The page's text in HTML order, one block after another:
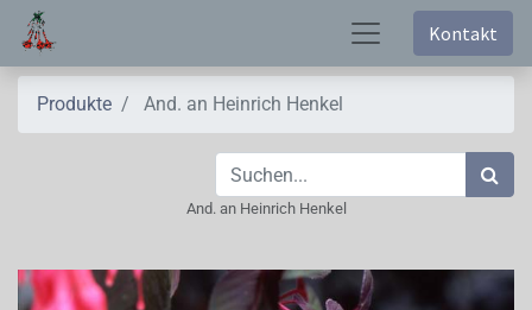
Kontakt
Produkte And. an Heinrich Henkel
And. an Heinrich Henkel